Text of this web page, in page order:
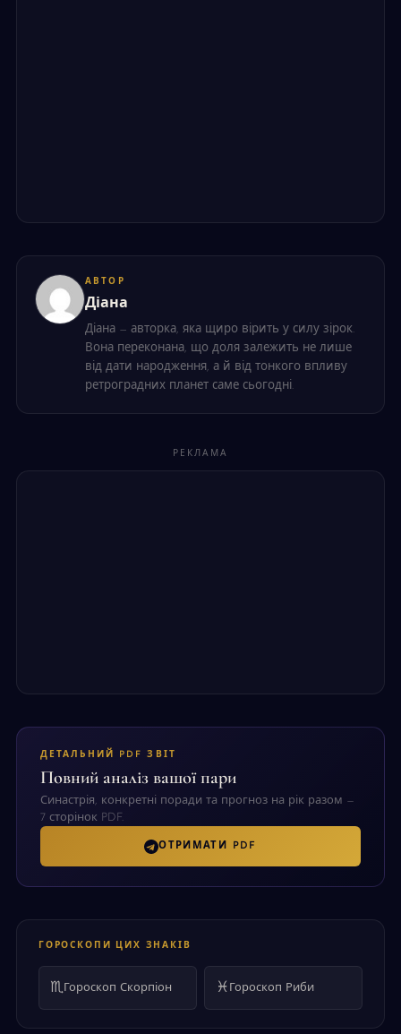
АВТОР
Діана
Діана — авторка, яка щиро вірить у силу зірок.
Вона переконана, що доля залежить не лише
від дати народження, а й від тонкого впливу
ретроградних планет саме сьогодні.
РЕКЛАМА
ДЕТАЛЬНИЙ PDF ЗВІТ
Повний аналіз вашої пари
Синастрія, конкретні поради та прогноз на рік разом —
7 сторінок PDF.
ОТРИМАТИ PDF
ГОРОСКОПИ ЦИХ ЗНАКІВ
♏ Гороскоп Скорпіон ♓ Гороскоп Риби